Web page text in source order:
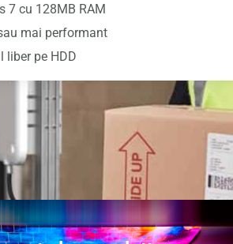
7 cu 128MB RAM
mai performant
liber pe HDD